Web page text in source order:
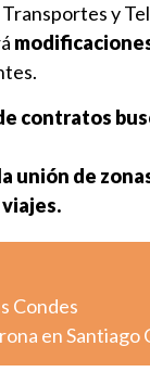
y
contratos
unión de
Condes
en Santiago